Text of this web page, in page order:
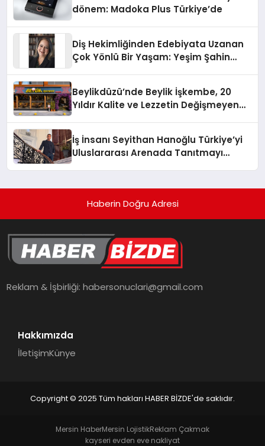
dönem: Madoka Plus Türkiye’de
Diş Hekimliğinden Edebiyata Uzanan
Çok Yönlü Bir Yaşam: Yeşim Şahin
Beylikdüzü’nde Beylik İşkembe, 20
Yıldır Kalite ve Lezzetin Değişmeyen
İş İnsanı Seyithan Hanoğlu Türkiye’yi
Uluslararası Arenada Tanıtmayı
Haberin Doğru Adresi
Reklam & İşbirliği:habersonuclari@gmail.com
Hakkımızda
İletişimKünye
Copyright © 2025 Tüm hakları HABER BİZDE'de saklıdır.
Mersin HaberMersin LojistikReklam Çakmak
kayseri evden eve nakliyat